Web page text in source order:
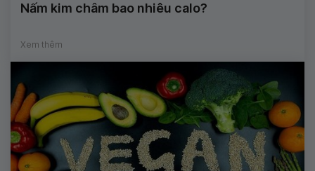
Nấm kim châm bao nhiêu calo?
Xem thêm